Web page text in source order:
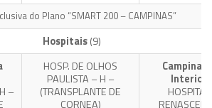
do Plano “SMART 200 – CAMPINAS”
Hospitais(9)
–
HOSP. DE OLHOS
PAULISTA – H –
(TRANSPLANTE DE
CORNEA)
Campinas
Interior
HOSPITAL